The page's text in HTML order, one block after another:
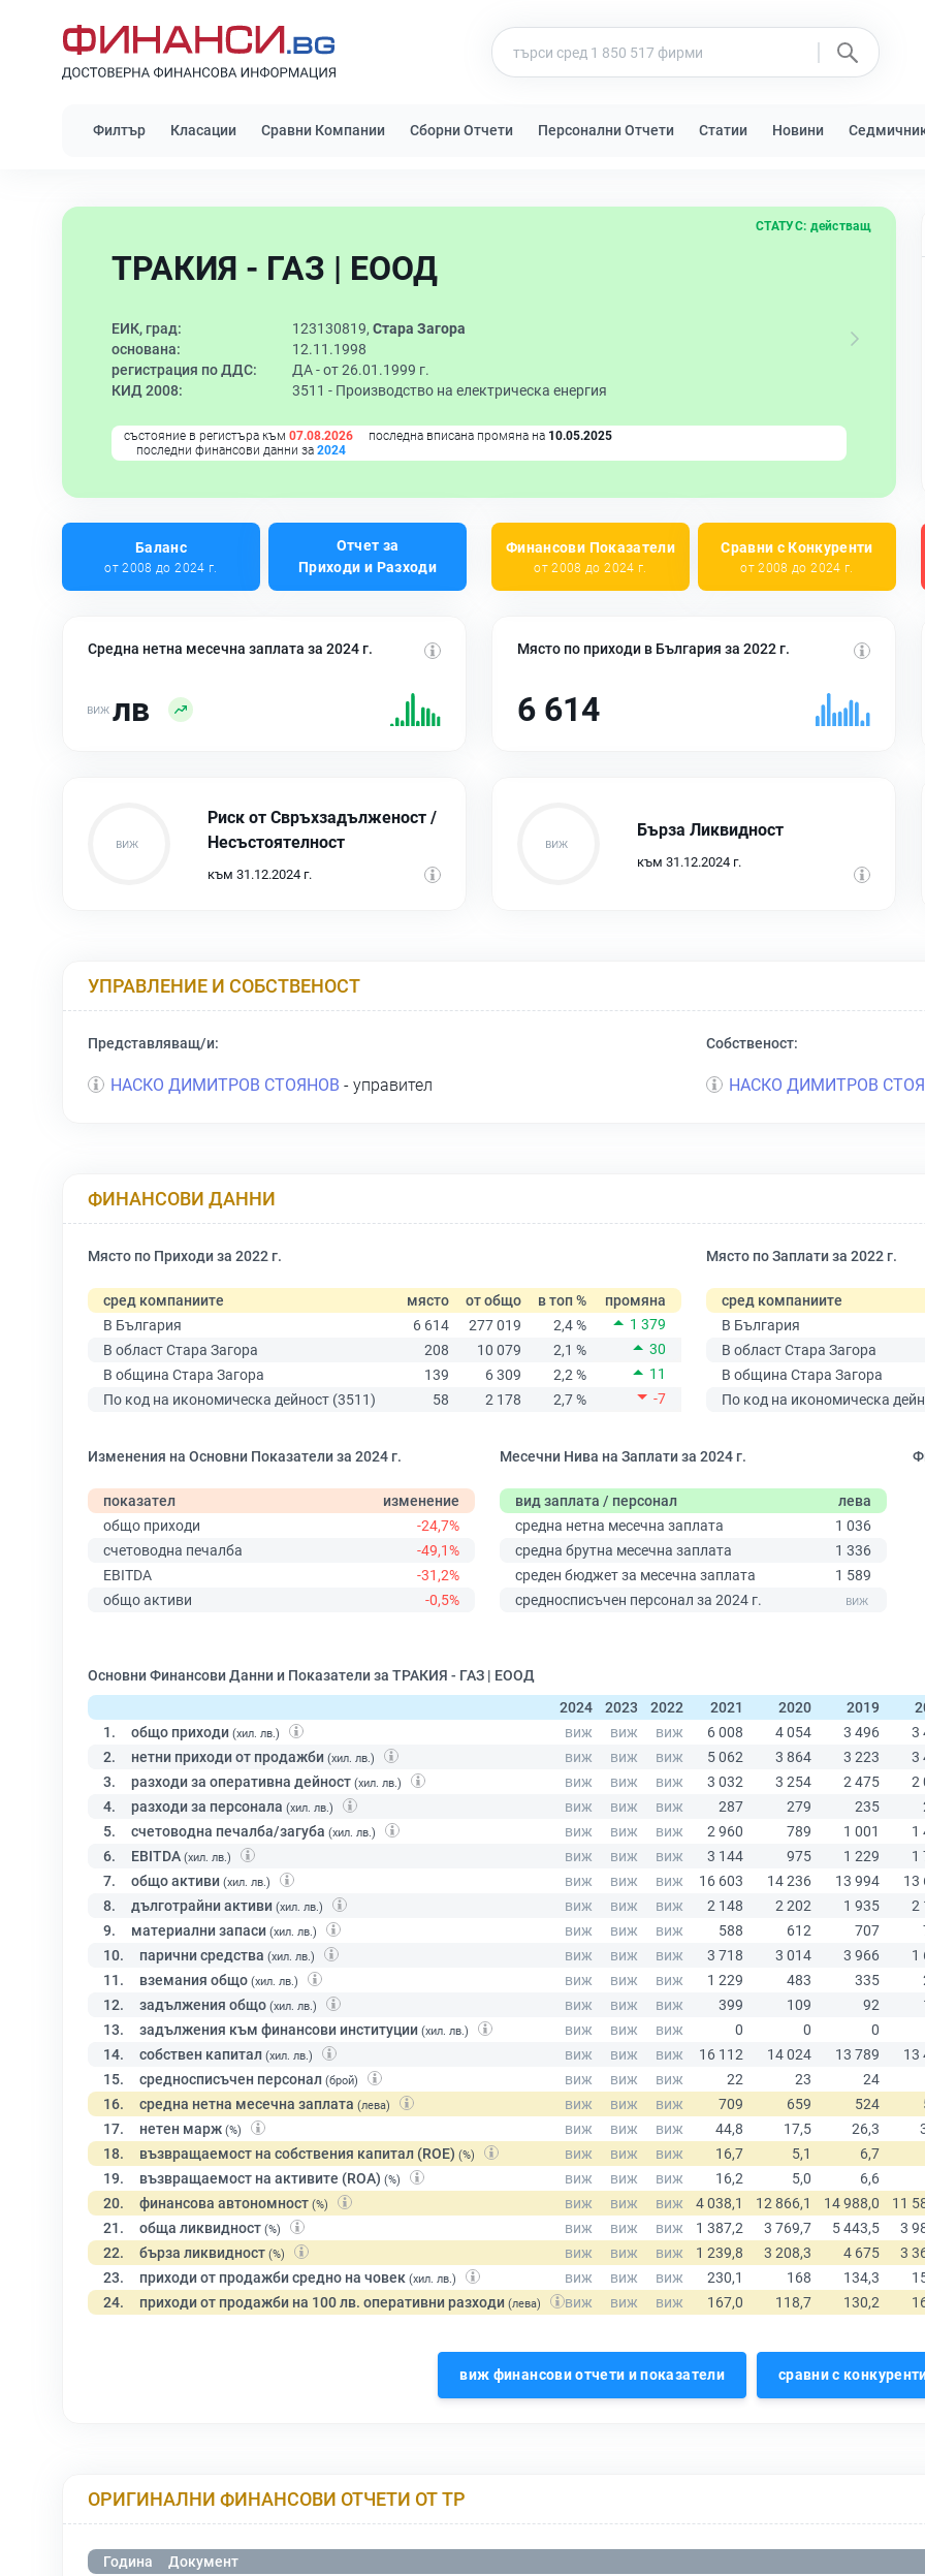
Филтър Класации Сравни Компании Сборни Отчети Персонални Отчети Статии Новини
ТРАКИЯ - ГАЗ | ЕООД
СТАТУС: действащ
ЕИК, град: 123130819, Стара Загора
основана:
12.11.1998
регистрация по ДДС:
ДА - от 26.01.1999 г.
КИД 2008:
3511 - Производство на електрическа енергия
състояние в регистъра към 07.08.2026 последна вписана промяна на 10.05.2025
последни финансови данни за 2024
Баланс
от 2008 до 2024 г.
Отчет за
Приходи и Разходи
Финансови Показатели
от 2008 до 2024 г.
Сравни с Конкуренти
от 2008 до 2024 г.
Средна нетна месечна заплата за 2024 г.
лв
Място по приходи в България за 2022 г.
6 614
Риск от Свръхзадълженост /
Несъстоятелност
към 31.12.2024 г.
Бърза Ликвидност
към 31.12.2024 г.
УПРАВЛЕНИЕ И СОБСТВЕНОСТ
Представляващ/и:
НАСКО ДИМИТРОВ СТОЯНОВ - управител
Собственост:
НАСКО ДИМИТРОВ
ФИНАНСОВИ ДАННИ
Място по Приходи за 2022 г.
сред компаниите място от общо в топ %
промяна
В България
6 614 277 019 2,4 %
1 379
В област Стара Загора
208 10 079 2,1 %
30
В община Стара Загора
139 6 309 2,2 %
11
По код на икономическа дейност (3511)
58 2 178 2,7 % -7
Място по Заплати за 2022 г.
сред компаниите
В България
В област Стара Загора
В община Стара Загора
По код на икономическа
Изменения на Основни Показатели за 2024 г.
показател
изменение
общо приходи
-24,7%
счетоводна печалба
-49,1%
EBITDA
-31,2%
общо активи
-0,5%
Месечни Нива на Заплати за 2024 г.
вид заплата / персонал
лева
средна нетна месечна заплата
1 036
средна брутна месечна заплата
1 336
среден бюджет за месечна заплата
1 589
средносписъчен персонал за 2024 г.
Основни Финансови Данни и Показатели за ТРАКИЯ - ГАЗ | ЕООД
2024
2023 2022 2021 2020 2019
1.
общо приходи (хил. лв.)
2. нетни приходи от продажби (хил. лв.)
3. разходи за оперативна дейност (хил. лв.)
4. разходи за персонала (хил. лв.)
5. счетоводна печалба/загуба (хил. лв.)
6. EBITDA (хил. лв.)
7. общо активи (хил. лв.)
8. дълготрайни активи (хил. лв.)
9. материални запаси (хил. лв.)
10. парични средства (хил. лв.)
11. вземания общо (хил. лв.)
12. задължения общо (хил. лв.)
13. задължения към финансови институции (хил. лв.)
14. собствен капитал (хил. лв.)
15. средносписъчен персонал (брой)
16. средна нетна месечна заплата (лева)
17. нетен марж (%)
18. възвращаемост на собствения капитал (ROE) (%)
19. възвращаемост на активите (ROA) (%)
20. финансова автономност (%)
21. обща ликвидност (%)
22. бърза ликвидност (%)
23. приходи от продажби средно на човек (хил. лв.)
24. приходи от продажби на 100 лв. оперативни разходи (лева)
виж финансови отчети и показатели сравни с
ОРИГИНАЛНИ ФИНАНСОВИ ОТЧЕТИ ОТ ТР
Година
Документ